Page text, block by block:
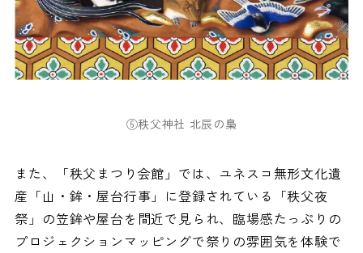
⑥秩父神社 北辰の梟
また、「秩父まつり会館」では、ユネスコ無形文化遺
産「山・鉾・屋台行事」に登録されている「秩父夜
祭」の笠鉾や屋台を間近で見られ、臨場感たっぷりの
プロジェクションマッピングで祭りの雰囲気を体験で